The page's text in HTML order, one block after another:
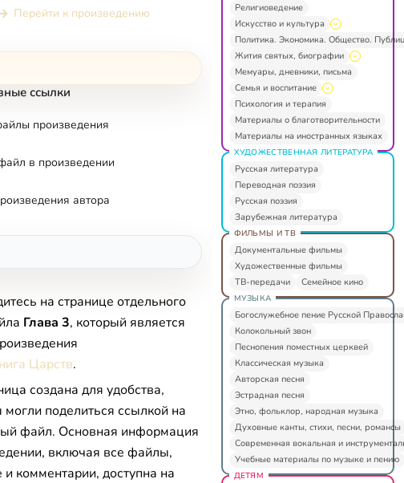
авраамичес...
Перейти к произведению
ссылки
произведения
в произведении
автора
на странице отдельного
Глава 3, который является
Царств.
создана для удобства,
поделиться ссылкой на
файл. Основная информация
включая все файлы,
и комментарии, доступна на
Религиоведение
Искусство и культура
Политика. Экономика. Общество.
Жития святых, биографии
Мемуары, дневники, письма
Семья и воспитание
Психология и терапия
Материалы о благотворительности
Материалы на иностранных языках
ХУДОЖЕСТВЕННАЯ ЛИТЕРАТУРА
Русская литература
Переводная поэзия
Русская поэзия
Зарубежная литература
ФИЛЬМЫ И ТВ
Документальные фильмы
Художественные фильмы
ТВ-передачи
Семейное кино
МУЗЫКА
Богослужебное пение Русской
Колокольный звон
Песнопения поместных церквей
Классическая музыка
Авторская песня
Эстрадная песня
Этно, фольклор, народная музыка
Духовные канты, стихи, песни, романсы
Современная вокальная и
Учебные материалы по музыке и пению
ДЕТЯМ